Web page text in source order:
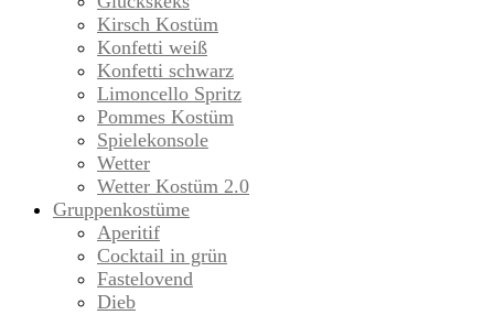
Kirsch Kostüm
Konfetti weiß
Konfetti schwarz
Limoncello Spritz
Pommes Kostüm
Spielekonsole
Wetter
Wetter Kostüm 2.0
Gruppenkostüme
Aperitif
Cocktail in grün
Fastelovend
Dieb